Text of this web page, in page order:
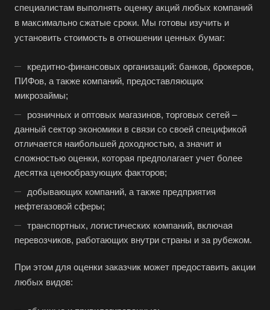
специалистам выполнять оценку акций любых компаний
в максимально сжатые сроки. Мы готовы изучить и
установить стоимость в отношении ценных бумаг:
кредитно-финансовых организаций: банков, брокеров,
ПИФов, а также компаний, предоставляющих
микрозаймы;
розничных и оптовых магазинов, торговых сетей –
данный сектор экономики в связи со своей спецификой
отличается наибольшей доходностью, а значит и
сложностью оценки, которая предполагает учет более
десятка ценообразующих факторов;
добывающих компаний, а также предприятия
нефтегазовой сферы;
транспортных, логистических компаний, включая
перевозчиков, работающих внутри страны и за рубежом.
При этом для оценки заказчик может предоставить акции
любых видов: